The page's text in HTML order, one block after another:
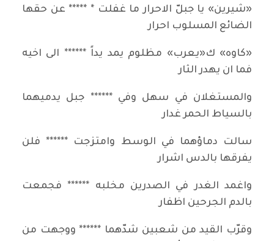
«شيرين» يا جبلّ الاحرار ما غفلت * ***** عن حقها
الضائع المسلوب احرار
«كاوه» ك«يعرب» مظلوم يمد يداً ****** الى اخيه
فما ان يهدر الثار
والمستغلان في سهل وفي ****** جبل يدميهما
بالسياط الحمر غدار
سالت دماؤهما في الوسط وامتزجت ****** فلن
يفرقها بالدس اشرار
واغمد الغدر في الصدرين مخلبه ****** فجمعت
بالدم الجرحين اظفار
وقرّب القيد من شعبين شدّهما ****** ووجهت من